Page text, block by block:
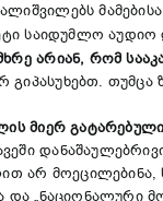
საიდუმლო
არიან, რომ
თუმცა
მიერ
არ
და „ნაციონალური